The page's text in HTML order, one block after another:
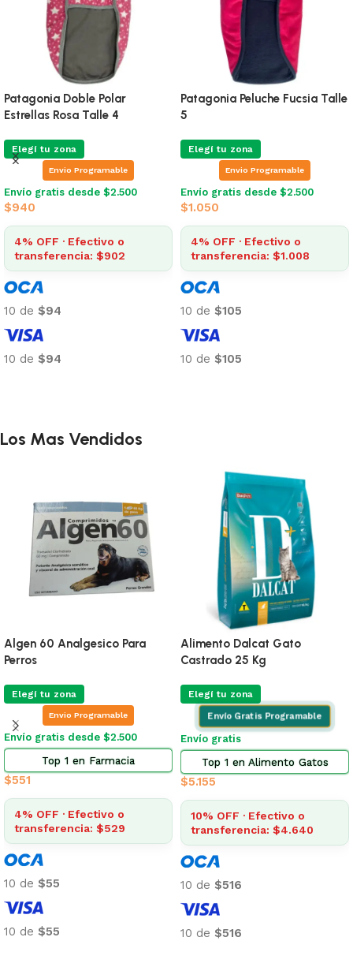
Patagonia Doble Polar
Estrellas Rosa Talle 4
Elegí tu zona
Envio Programable
Envío gratis desde $2.500
$940
4% OFF · Efectivo o
transferencia: $902
10 de $94
10 de $94
Patagonia Peluche Fucsia Talle
5
Elegí tu zona
Envio Programable
Envío gratis desde $2.500
$1.050
4% OFF · Efectivo o
transferencia: $1.008
10 de $105
10 de $105
Los Mas Vendidos
Entero Chronic Sobre 4 G
Envio Programable
Envío gratis desde $2.500
Top 4 en Farmacia
4% OFF · Efectivo o
transferencia: $140
10 de$15
10 de$15
Añadir al carrito
Sanitario De Tofu
Biodegradable Aroma Te
Elegí tu zona
Envio Programable
Envío gratis desde $2.500
Top 3 en Higiene Gatos
$434
4% OFF · Efectivo o
transferencia: $417
10 de$43